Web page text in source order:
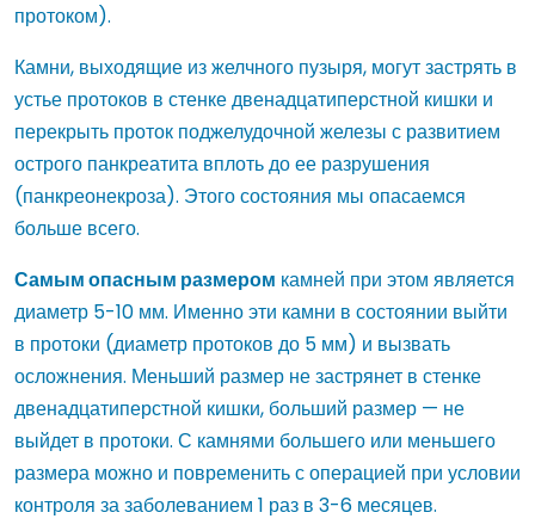
протоком).
Камни, выходящие из желчного пузыря, могут застрять в
устье протоков в стенке двенадцатиперстной кишки и
перекрыть проток поджелудочной железы с развитием
острого панкреатита вплоть до ее разрушения
(панкреонекроза). Этого состояния мы опасаемся
больше всего.
Самым опасным размером камней при этом является
диаметр 5-10 мм. Именно эти камни в состоянии выйти
в протоки (диаметр протоков до 5 мм) и вызвать
осложнения. Меньший размер не застрянет в стенке
двенадцатиперстной кишки, больший размер — не
выйдет в протоки. С камнями большего или меньшего
размера можно и повременить с операцией при условии
контроля за заболеванием 1 раз в 3-6 месяцев.